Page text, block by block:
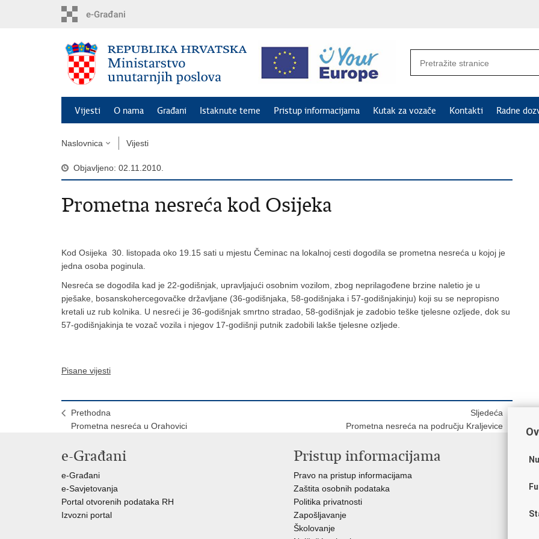
Vijesti O nama Građani Istaknute teme Pristup informacijama Kutak za vozače Kontakti Radne
Naslovnica Vijesti
Objavljeno: 02.11.2010.
Prometna nesreća kod Osijeka
Kod Osijeka 30. listopada oko 19.15 sati u mjestu Čeminac na lokalnoj cesti dogodila se prometna nesreća u kojoj je
jedna osoba poginula.
Nesreća se dogodila kad je 22-godišnjak, upravljajući osobnim vozilom, zbog neprilagođene brzine naletio je u
pješake, bosanskohercegovačke državljane (36-godišnjaka, 58-godišnjaka i 57-godišnjakinju) koji su se nepropisno
kretali uz rub kolnika. U nesreći je 36-godišnjak smrtno stradao, 58-godišnjak je zadobio teške tjelesne ozljede, dok su
57-godišnjakinja te vozač vozila i njegov 17-godišnji putnik zadobili lakše tjelesne ozljede.
Pisane vijesti
Prethodna
Prometna nesreća u Orahovici
Sljedeća
Prometna nesreća na području Kraljevice
e-Građani
e-Građani
e-Savjetovanja
Portal otvorenih podataka RH
Izvozni portal
Pristup informacijama
Pravo na pristup informacijama
Zaštita osobnih podataka
Politika privatnosti
Zapošljavanje
Školovanje